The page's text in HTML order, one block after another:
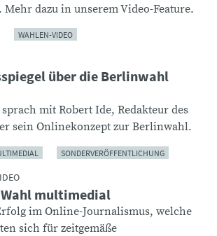
dazu in unserem Video-Feature.
WAHLEN-VIDEO
über die Berlinwahl
sprach mit Robert Ide, Redakteur des
sein Onlinekonzept zur Berlinwahl.
SONDERVERÖFFENTLICHUNG
multimedial
im Online-Journalismus, welche
sich für zeitgemäße